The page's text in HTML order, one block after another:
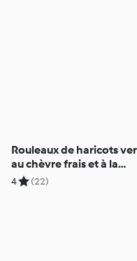
Rouleaux de haricots
au chèvre frais et à la
menthe
4 (22)